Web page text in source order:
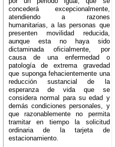
concederá excepcionalmente,
atendiendo a razones
humanitarias, a las personas que
presenten movilidad reducida,
aunque esta no haya sido
dictaminada oficialmente, por
causa de una enfermedad o
patología de extrema gravedad
que suponga fehacientemente una
reducción sustancial de la
esperanza de vida que se
considera normal para su edad y
demás condiciones personales, y
que razonablemente no permita
tramitar en tiempo la solicitud
ordinaria de la tarjeta de
estacionamiento.